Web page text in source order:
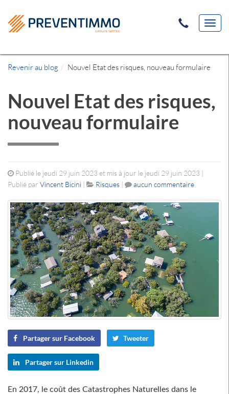
Revenir au blog Nouvel Etat des risques, nouveau formulaire
Nouvel Etat des risques,
nouveau formulaire
Publié le jeudi 29 juin 2023 et mis à jour le jeudi 29 juin 2023 |
Publié par Vincent Bicini | Risques | aucun commentaire
Partager sur Facebook Tweeter
Partager sur Linkedin
En 2017, le coût des Catastrophes Naturelles dans le